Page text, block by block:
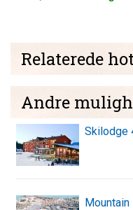
Relaterede
Andre
Skilodge